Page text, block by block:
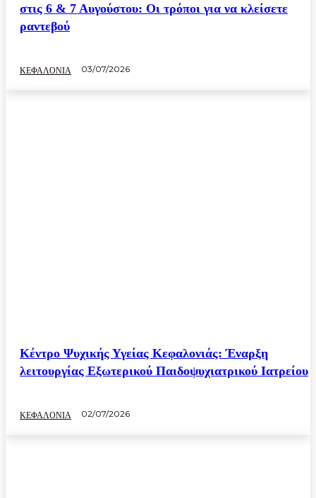
στις 6 & 7 Αυγούστου: Οι τρόποι για να κλείσετε
ραντεβού
ΚΕΦΑΛΟΝΙΑ 03/07/2026
Κέντρο Ψυχικής Υγείας Κεφαλονιάς: Έναρξη
λειτουργίας Εξωτερικού Παιδοψυχιατρικού Ιατρείου
ΚΕΦΑΛΟΝΙΑ 02/07/2026